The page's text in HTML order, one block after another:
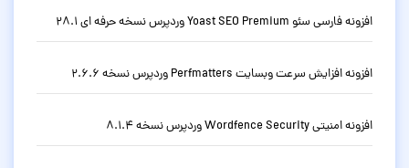
افزونه فارسی سئو Yoast SEO Premium وردپرس نسخه حرفه ای 28.1
افزونه افزایش سرعت وبسایت Perfmatters وردپرس نسخه 2.6.6
افزونه امنیتی Wordfence Security وردپرس نسخه 8.1.4